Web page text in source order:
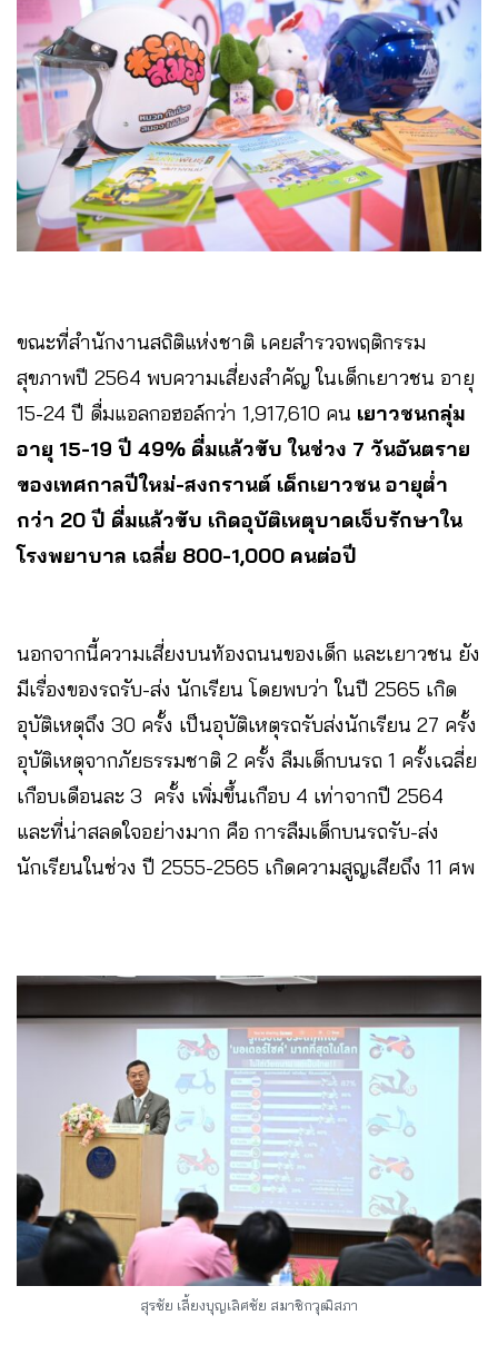
ขณะที่สำนักงานสถิติแห่งชาติ เคยสำรวจพฤติกรรม
สุขภาพปี 2564 พบความเสี่ยงสำคัญ ในเด็กเยาวชน อายุ
15-24 ปี ดื่มแอลกอฮอล์กว่า 1,917,610 คน เยาวชนกลุ่ม
อายุ 15-19 ปี 49% ดื่มแล้วขับ ในช่วง 7 วันอันตราย
ของเทศกาลปีใหม่-สงกรานต์ เด็กเยาวชน อายุต่ำ
กว่า 20 ปี ดื่มแล้วขับ เกิดอุบัติเหตุบาดเจ็บรักษาใน
โรงพยาบาล เฉลี่ย 800-1,000 คนต่อปี
นอกจากนี้ความเสี่ยงบนท้องถนนของเด็ก และเยาวชน ยัง
มีเรื่องของรถรับ-ส่ง นักเรียน โดยพบว่า ในปี 2565 เกิด
อุบัติเหตุถึง 30 ครั้ง เป็นอุบัติเหตุรถรับส่งนักเรียน 27 ครั้ง
อุบัติเหตุจากภัยธรรมชาติ 2 ครั้ง ลืมเด็กบนรถ 1 ครั้งเฉลี่ย
เกือบเดือนละ 3 ครั้ง เพิ่มขึ้นเกือบ 4 เท่าจากปี 2564
และที่น่าสลดใจอย่างมาก คือ การลืมเด็กบนรถรับ-ส่ง
นักเรียนในช่วง ปี 2555-2565 เกิดความสูญเสียถึง 11 ศพ
สุรชัย เลี้ยงบุญเลิศชัย สมาชิกวุฒิสภา